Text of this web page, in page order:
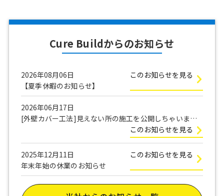
Cure Buildからのお知らせ
2026年08月06日
【夏季休暇のお知らせ】
このお知らせを見る
2026年06月17日
[外壁カバー工法]見えない所の施工を公開しちゃいま
このお知らせを見る
2025年12月11日
年末年始の休業のお知らせ
このお知らせを見る